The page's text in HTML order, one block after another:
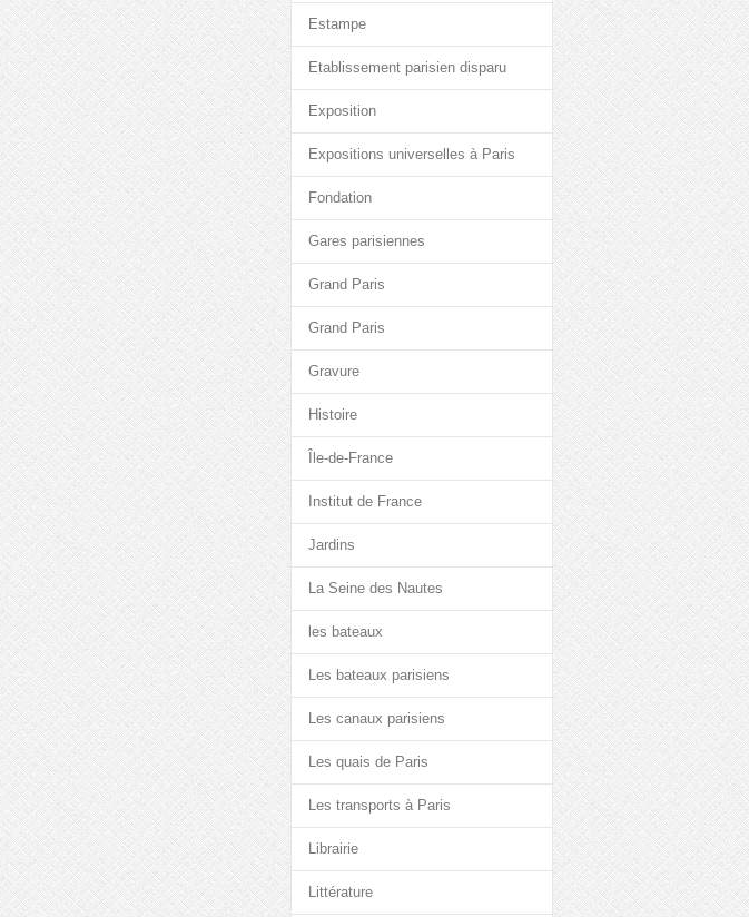
Estampe
Etablissement parisien disparu
Exposition
Expositions universelles à Paris
Fondation
Gares parisiennes
Grand Paris
Grand Paris
Gravure
Histoire
Île-de-France
Institut de France
Jardins
La Seine des Nautes
les bateaux
Les bateaux parisiens
Les canaux parisiens
Les quais de Paris
Les transports à Paris
Librairie
Littérature